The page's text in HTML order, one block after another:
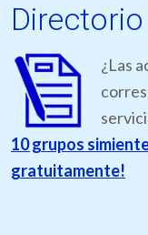
Directorio
¿Las
10 grupos
gratuitamente!